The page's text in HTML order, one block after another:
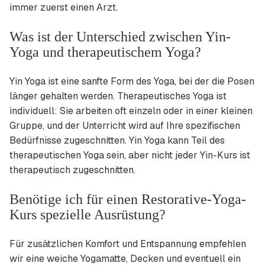
immer zuerst einen Arzt.
Was ist der Unterschied zwischen Yin-
Yoga und therapeutischem Yoga?
Yin Yoga ist eine sanfte Form des Yoga, bei der die Posen
länger gehalten werden. Therapeutisches Yoga ist
individuell: Sie arbeiten oft einzeln oder in einer kleinen
Gruppe, und der Unterricht wird auf Ihre spezifischen
Bedürfnisse zugeschnitten. Yin Yoga kann Teil des
therapeutischen Yoga sein, aber nicht jeder Yin-Kurs ist
therapeutisch zugeschnitten.
Benötige ich für einen Restorative-Yoga-
Kurs spezielle Ausrüstung?
Für zusätzlichen Komfort und Entspannung empfehlen
wir eine weiche Yogamatte, Decken und eventuell ein